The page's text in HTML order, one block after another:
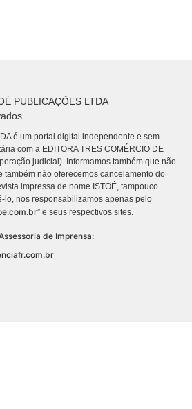
PUBLICAÇÕES LTDA
é um portal digital independente e sem
com a EDITORA TRES COMÉRCIO DE
judicial). Informamos também que não
também não oferecemos cancelamento do
impressa de nome ISTOÉ, tampouco
lo, nos responsabilizamos apenas pelo
” e seus respectivos sites.
de Imprensa: